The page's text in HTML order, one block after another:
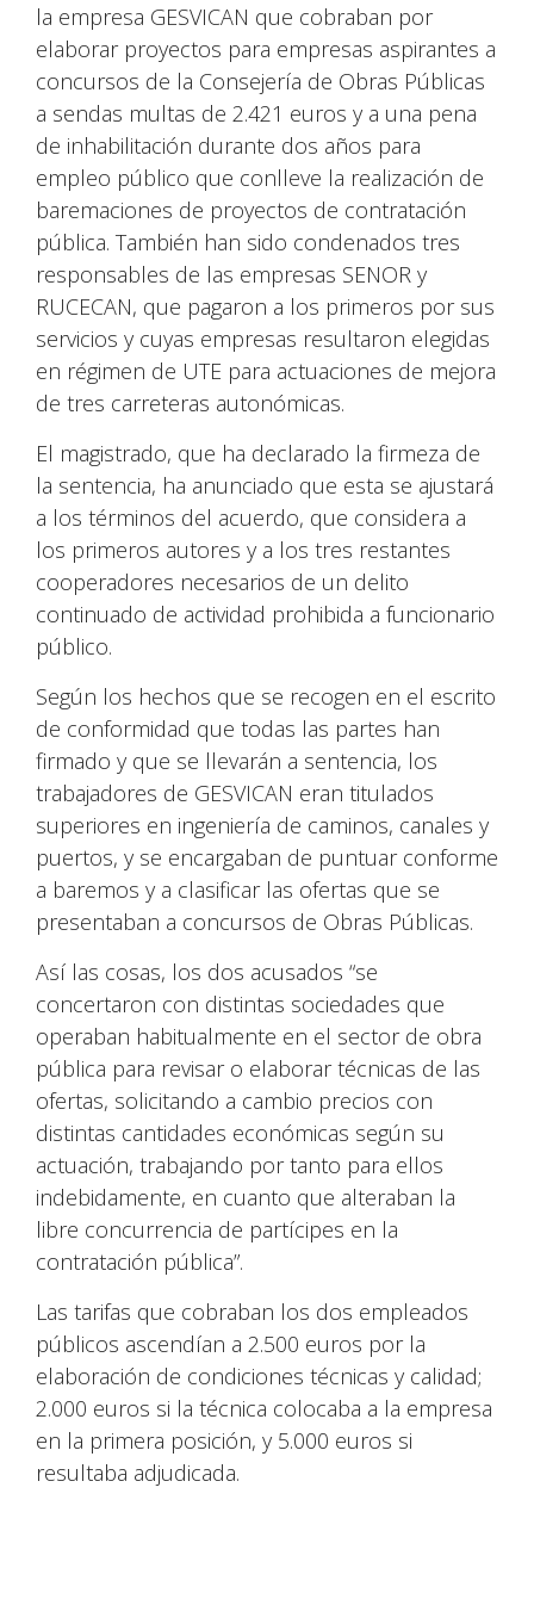
la empresa GESVICAN que cobraban por
elaborar proyectos para empresas aspirantes a
concursos de la Consejería de Obras Públicas
a sendas multas de 2.421 euros y a una pena
de inhabilitación durante dos años para
empleo público que conlleve la realización de
baremaciones de proyectos de contratación
pública. También han sido condenados tres
responsables de las empresas SENOR y
RUCECAN, que pagaron a los primeros por sus
servicios y cuyas empresas resultaron elegidas
en régimen de UTE para actuaciones de mejora
de tres carreteras autonómicas.
El magistrado, que ha declarado la firmeza de
la sentencia, ha anunciado que esta se ajustará
a los términos del acuerdo, que considera a
los primeros autores y a los tres restantes
cooperadores necesarios de un delito
continuado de actividad prohibida a funcionario
público.
Según los hechos que se recogen en el escrito
de conformidad que todas las partes han
firmado y que se llevarán a sentencia, los
trabajadores de GESVICAN eran titulados
superiores en ingeniería de caminos, canales y
puertos, y se encargaban de puntuar conforme
a baremos y a clasificar las ofertas que se
presentaban a concursos de Obras Públicas.
Así las cosas, los dos acusados “se
concertaron con distintas sociedades que
operaban habitualmente en el sector de obra
pública para revisar o elaborar técnicas de las
ofertas, solicitando a cambio precios con
distintas cantidades económicas según su
actuación, trabajando por tanto para ellos
indebidamente, en cuanto que alteraban la
libre concurrencia de partícipes en la
contratación pública”.
Las tarifas que cobraban los dos empleados
públicos ascendían a 2.500 euros por la
elaboración de condiciones técnicas y calidad;
2.000 euros si la técnica colocaba a la empresa
en la primera posición, y 5.000 euros si
resultaba adjudicada.